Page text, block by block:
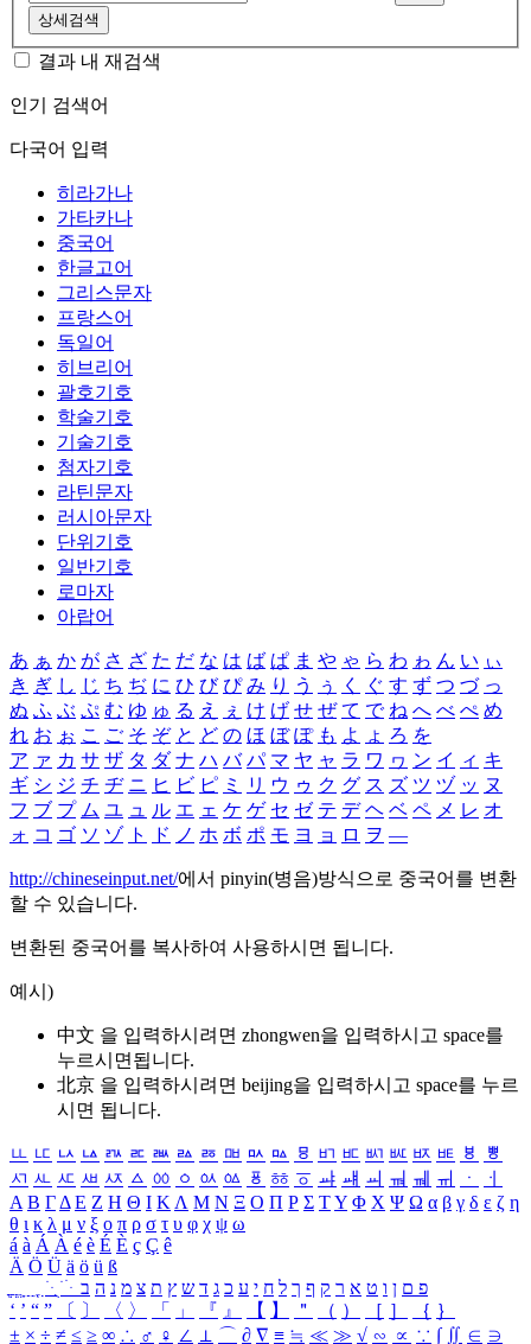
상세검색
결과 내 재검색
인기 검색어
다국어 입력
히라가나
가타카나
중국어
한글고어
그리스문자
프랑스어
독일어
히브리어
괄호기호
학술기호
기술기호
첨자기호
라틴문자
러시아문자
단위기호
일반기호
로마자
아랍어
あ ぁ か が さ ざ た だ な は ば ぱ ま や ゃ ら わ ゎ ん い ぃ
き ぎ し じ ち ぢ に ひ び ぴ み り う ぅ く ぐ す ず つ づ っ
ぬ ふ ぶ ぷ む ゆ ゅ る え ぇ け げ せ ぜ て で ね へ べ ぺ め
れ お ぉ こ ご そ ぞ と ど の ほ ぼ ぽ も よ ょ ろ を
ア ァ カ サ ザ タ ダ ナ ハ バ パ マ ヤ ャ ラ ワ ヮ ン イ ィ キ
ギ シ ジ チ ヂ ニ ヒ ビ ピ ミ リ ウ ゥ ク グ ス ズ ツ ヅ ッ ヌ
フ ブ プ ム ユ ュ ル エ ェ ケ ゲ セ ゼ テ デ ヘ ベ ペ メ レ オ
ォ コ ゴ ソ ゾ ト ド ノ ホ ボ ポ モ ヨ ョ ロ ヲ ―
http://chineseinput.net/에서 pinyin(병음)방식으로 중국어를 변환
할 수 있습니다.
변환된 중국어를 복사하여 사용하시면 됩니다.
예시)
中文 을 입력하시려면 zhongwen을 입력하시고 space를
누르시면됩니다.
北京 을 입력하시려면 beijing을 입력하시고 space를 누르
시면 됩니다.
ㅥ ㅦ ㅧ ㅨ ㅩ ㅪ ㅫ ㅬ ㅭ ㅮ ㅯ ㅰ ㅱ ㅲ ㅳ ㅴ ㅵ ㅶ ㅷ ㅸ
ㅹ
ㅺ ㅻ ㅼ ㅽ ㅾ ㅿ ㆀ ㆁ ㆂ ㆃ ㆄ ㆅ ㆆ ㆇ ㆈ ㆉ ㆊ ㆋ ㆌ ㆍ
ㆎ
Α Β ΓΔ Ε Ζ Η Θ Ι ΚΛ Μ Ν Ξ Ο Π Ρ Σ ΤΥ Φ Χ Ψ Ω α β γ δ ε ζ η
θ ι κ λ μ ν ξ ο π ρ σ τ υ φ χ ψ ω
á à Á À é è É È ç Ç ê
Ä Ö Ü ä ö ü ß
ִֶֹ ֻּ ׁׂ פ ם ן ו ט א ר ק ף ך ל ח י ע כ ג ד ש ץ ת צ מ נ ה ב
‘ ’ “ ” 〔 〕 〈 〉 「 」 『 』 【 】 ＂ （ ） ［ ］ ｛ ｝
± × ÷ ≠ ≤ ≥ ∞ ∴ ♂ ♀ ∠ ⊥ ⌒ ∂ ∇ ≡ ≒ ≪ ≫ √ ∽ ∝ ∵ ∫ ∬ ∈ ∋